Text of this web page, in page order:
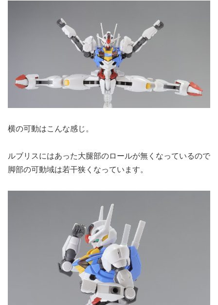
横の可動はこんな感じ。
ルブリスにはあった大腿部のロールが無くなっているので
脚部の可動域は若干狭くなっています。